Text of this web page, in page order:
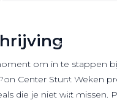
om in te stappen
Center Stunt Weken
die je niet wilt missen.